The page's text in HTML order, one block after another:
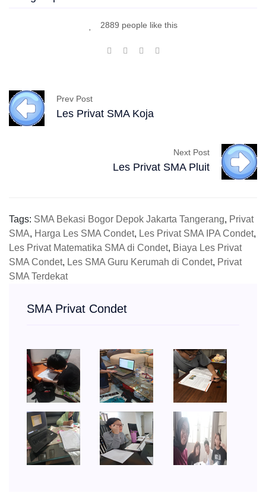
2889 people like this
Prev Post
Les Privat SMA Koja
Next Post
Les Privat SMA Pluit
Tags: SMA Bekasi Bogor Depok Jakarta Tangerang, Privat
SMA, Harga Les SMA Condet, Les Privat SMA IPA Condet,
Les Privat Matematika SMA di Condet, Biaya Les Privat
SMA Condet, Les SMA Guru Kerumah di Condet, Privat
SMA Terdekat
SMA Privat Condet